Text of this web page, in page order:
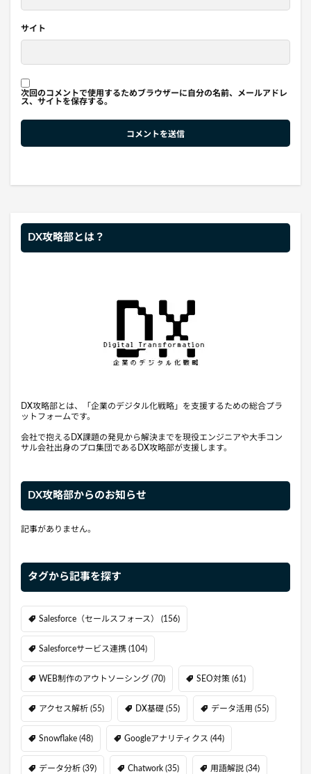
サイト
次回のコメントで使用するためブラウザーに自分の名前、メールアドレ
ス、サイトを保存する。
DX攻略部とは？
DX攻略部とは、「企業のデジタル化戦略」を支援するための総合プラ
ットフォームです。
会社で抱えるDX課題の発見から解決までを現役エンジニアや大手コン
サル会社出身のプロ集団であるDX攻略部が支援します。
DX攻略部からのお知らせ
記事がありません。
タグから記事を探す
Salesforce（セールスフォース） (156)
Salesforceサービス連携 (104)
WEB制作のアウトソーシング (70) SEO対策 (61)
アクセス解析 (55) DX基礎 (55) データ活用 (55)
Snowflake (48) Googleアナリティクス (44)
データ分析 (39) Chatwork (35) 用語解説 (34)